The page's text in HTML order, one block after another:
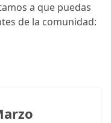
a que puedas
de la comunidad: